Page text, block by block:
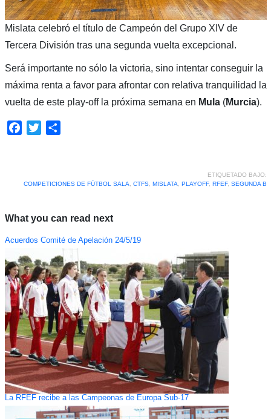
Mislata celebró el título de Campeón del Grupo XIV de
Tercera División tras una segunda vuelta excepcional.
Será importante no sólo la victoria, sino intentar conseguir la
máxima renta a favor para afrontar con relativa tranquilidad la
vuelta de este play-off la próxima semana en Mula (Murcia).
Facebook
Twitter
ETIQUETADO BAJO:
COMPETICIONES DE FÚTBOL SALA, CTFS, MISLATA, PLAYOFF, RFEF, SEGUNDA B
What you can read next
Acuerdos Comité de Apelación 24/5/19
La RFEF recibe a las Campeonas de Europa Sub-17